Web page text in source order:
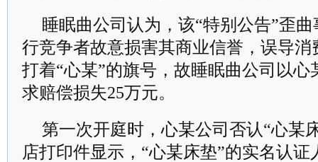
睡眠曲公司认为，该“特别公告”歪
行竞争者故意损害其商业信誉，误导
打着“心某”的旗号，故睡眠曲公司以
求赔偿损失25万元。
第一次开庭时，心某公司否认“心某
店打印件显示，“心某床垫”的实名认